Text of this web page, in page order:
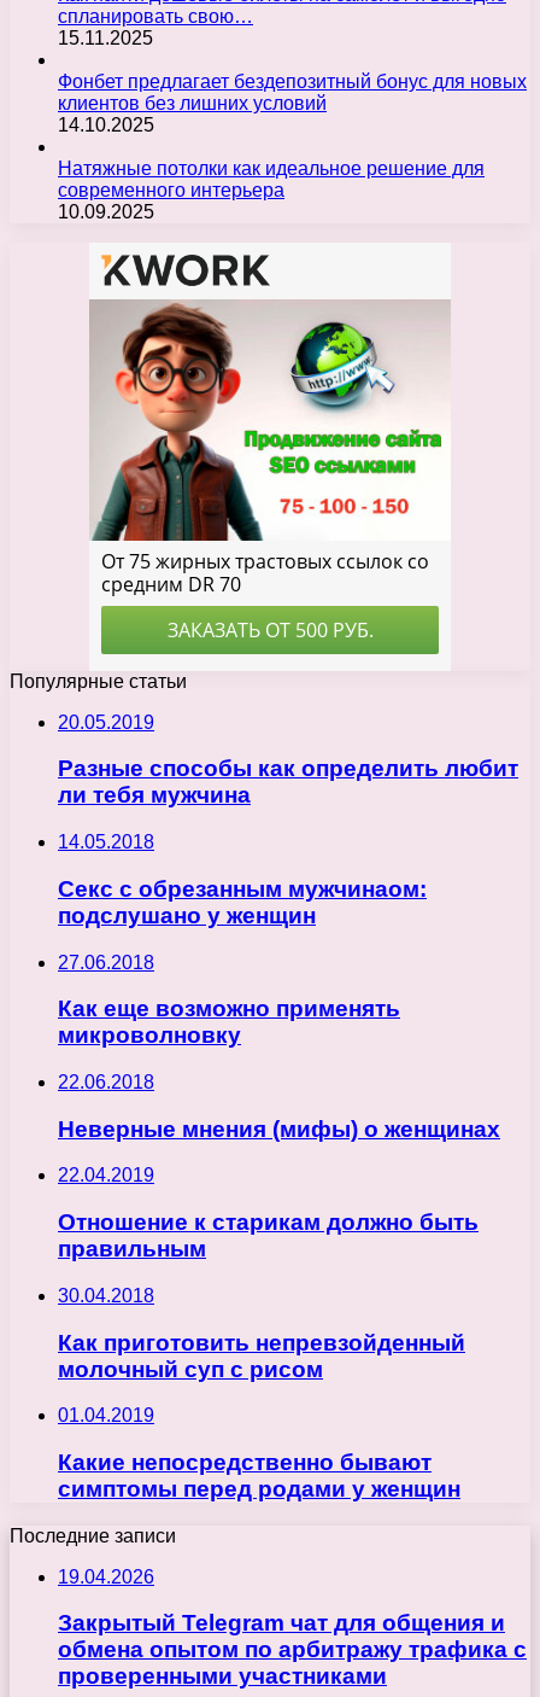
спланировать свою…
15.11.2025
Фонбет предлагает бездепозитный бонус для новых
клиентов без лишних условий
14.10.2025
Натяжные потолки как идеальное решение для
современного интерьера
10.09.2025
Популярные статьи
20.05.2019
Разные способы как определить любит
ли тебя мужчина
14.05.2018
Секс с обрезанным мужчинаом:
подслушано у женщин
27.06.2018
Как еще возможно применять
микроволновку
22.06.2018
Неверные мнения (мифы) о женщинах
22.04.2019
Отношение к старикам должно быть
правильным
30.04.2018
Как приготовить непревзойденный
молочный суп с рисом
01.04.2019
Какие непосредственно бывают
симптомы перед родами у женщин
Последние записи
19.04.2026
Закрытый Telegram чат для общения и
обмена опытом по арбитражу трафика с
проверенными участниками